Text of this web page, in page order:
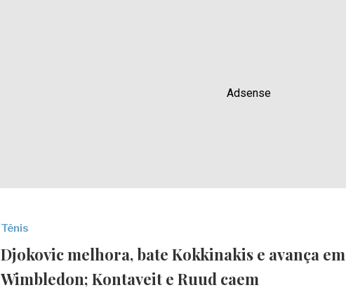
Adsense
Tênis
Djokovic melhora, bate Kokkinakis e avança em
Wimbledon; Kontaveit e Ruud caem